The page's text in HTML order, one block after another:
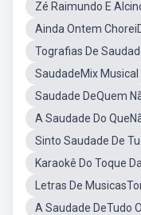
Zé Raimundo E
Ainda Ontem
Tografias De
SaudadeMix Musical
Saudade DeQuem
A Saudade Do
Sinto Saudade De
Karaokê Do Toque
Letras De
A Saudade DeTudo